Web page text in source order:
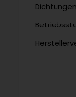
Dichtungen